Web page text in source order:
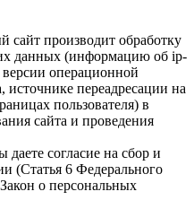
сайт производит обработку
данных (информацию об ip-
операционной
источнике переадресации на
пользователя) в
сайта и проведения
даете согласие на сбор и
(Статья 6 Федерального
о персональных